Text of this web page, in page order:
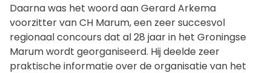
Daarna was het woord aan Gerard Arkema
voorzitter van CH Marum, een zeer succesvol
regionaal concours dat al 28 jaar in het Groningse
Marum wordt georganiseerd. Hij deelde zeer
praktische informatie over de organisatie van het